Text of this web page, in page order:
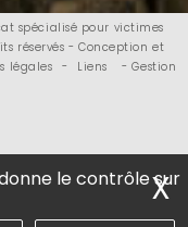
le contrôle sur
X
spécialisé pour victimes
réservés - Conception et
légales - Liens
- Gestion